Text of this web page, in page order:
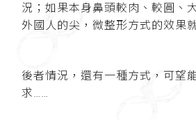
況；如果本身鼻頭較肉、較圓、
外國人的尖，微整形方式的效果
後者情況，還有一種方式，可望
求……